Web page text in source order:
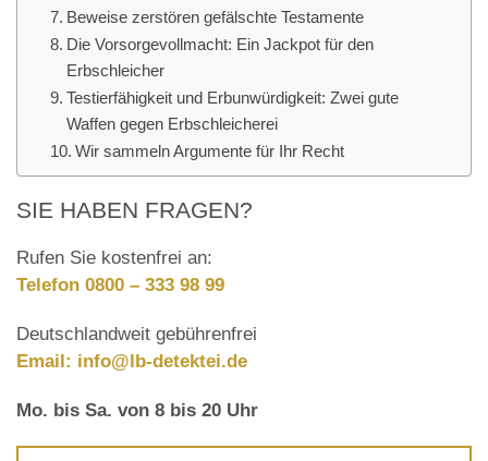
Beweise zerstören gefälschte Testamente
Die Vorsorgevollmacht: Ein Jackpot für den
Erbschleicher
Testierfähigkeit und Erbunwürdigkeit: Zwei gute
Waffen gegen Erbschleicherei
Wir sammeln Argumente für Ihr Recht
SIE HABEN FRAGEN?
Rufen Sie kostenfrei an:
Telefon 0800 – 333 98 99
Deutschlandweit gebührenfrei
Email: info@lb-detektei.de
Mo. bis Sa. von 8 bis 20 Uhr